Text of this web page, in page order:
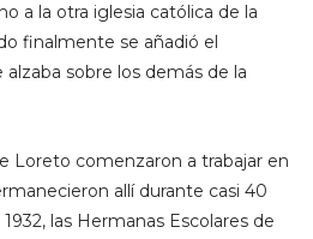
a la otra iglesia católica de la
finalmente se añadió el
sobre los demás de la
Loreto comenzaron a trabajar en
allí durante casi 40
las Hermanas Escolares de